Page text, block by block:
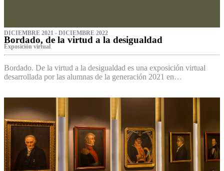
DICIEMBRE 2021 - DICIEMBRE 2022
Bordado, de la virtud a la desigualdad
Exposición virtual‌
Bordado. De la virtud a la desigualdad es una exposición virtual
desarrollada por las alumnas de la generación 2021 en…